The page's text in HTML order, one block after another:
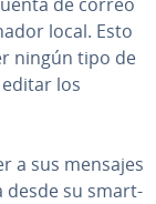
local. Esto
ningún tipo de
los
a sus mensajes
desde su sma­r­t­